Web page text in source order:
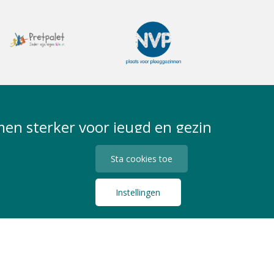
sterker voor jeugd en gezin
Privacy Statement Algemene Voorwaarden
Sta cookies toe
Instellingen